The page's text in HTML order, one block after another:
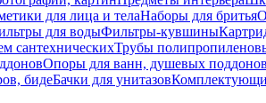
для лица и телаНаборы для бритья
для водыФильтры-кувшины
сантехническихТрубы
Опоры для ванн, душевых поддонов
бидеБачки для унитазов